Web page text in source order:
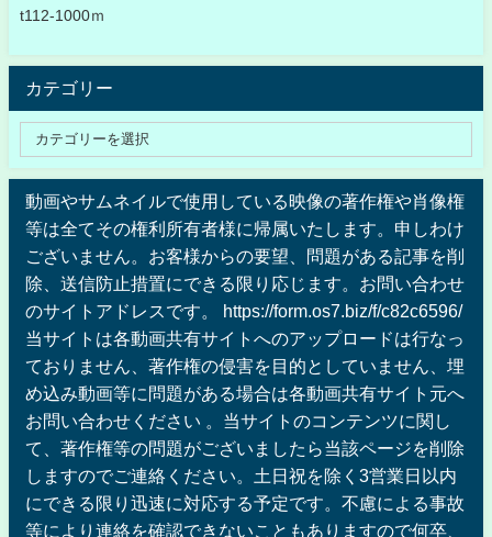
t112-1000ｍ
カテゴリー
動画やサムネイルで使用している映像の著作権や肖像権
等は全てその権利所有者様に帰属いたします。申しわけ
ございません。お客様からの要望、問題がある記事を削
除、送信防止措置にできる限り応じます。お問い合わせ
のサイトアドレスです。 https://form.os7.biz/f/c82c6596/
当サイトは各動画共有サイトへのアップロードは行なっ
ておりません、著作権の侵害を目的としていません、埋
め込み動画等に問題がある場合は各動画共有サイト元へ
お問い合わせください 。当サイトのコンテンツに関し
て、著作権等の問題がございましたら当該ページを削除
しますのでご連絡ください。土日祝を除く3営業日以内
にできる限り迅速に対応する予定です。不慮による事故
等により連絡を確認できないこともありますので何卒、